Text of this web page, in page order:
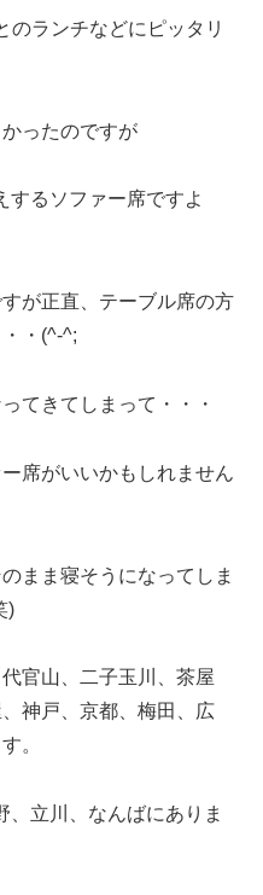
のランチなどにピッタリ
ったのですが
するソファー席ですよ
が正直、テーブル席の方
・(^-^;
てきてしまって・・・
席がいいかもしれません
まま寝そうになってしま
)
官山、二子玉川、茶屋
神戸、京都、梅田、広
。
、立川、なんばにありま